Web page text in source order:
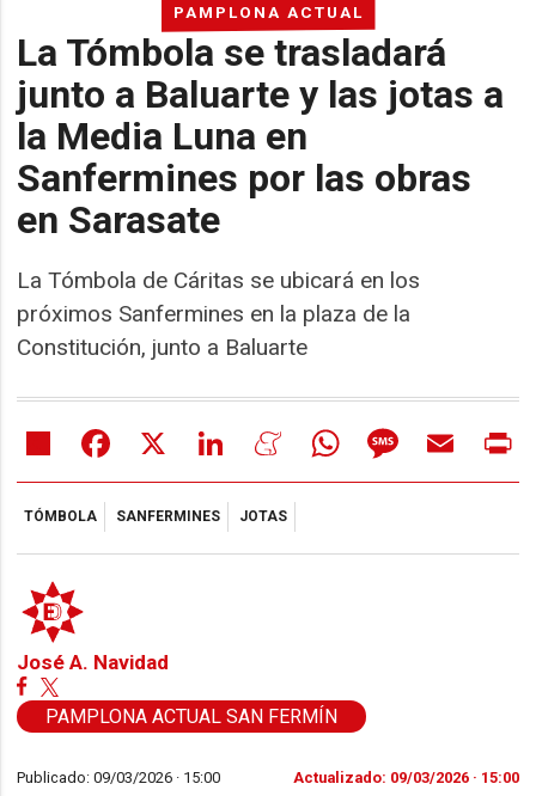
PAMPLONA ACTUAL
La Tómbola se trasladará
junto a Baluarte y las jotas a
la Media Luna en
Sanfermines por las obras
en Sarasate
La Tómbola de Cáritas se ubicará en los
próximos Sanfermines en la plaza de la
Constitución, junto a Baluarte
Share Facebook LinkedIn MeneameWhatsAppMessageEmail
TÓMBOLA SANFERMINES JOTAS
José A. Navidad
PAMPLONA ACTUAL SAN FERMÍN
Publicado: 09/03/2026 · 15:00 Actualizado: 09/03/2026 · 15:00